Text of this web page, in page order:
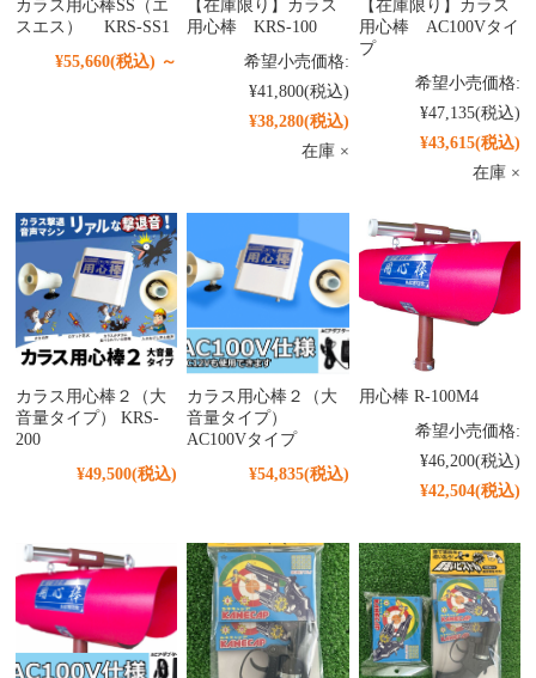
カラス用心棒SS（エ
スエス） KRS-SS1
¥55,660(税込) ～
【在庫限り】カラス
用心棒 KRS-100
希望小売価格:
¥41,800(税込)
¥38,280(税込)
在庫 ×
【在庫限り】カラス
用心棒 AC100Vタイ
プ
希望小売価格:
¥47,135(税込)
¥43,615(税込)
在庫 ×
カラス用心棒２（大
音量タイプ） KRS-
200
¥49,500(税込)
カラス用心棒２（大
音量タイプ）
AC100Vタイプ
¥54,835(税込)
用心棒 R-100M4
希望小売価格:
¥46,200(税込)
¥42,504(税込)